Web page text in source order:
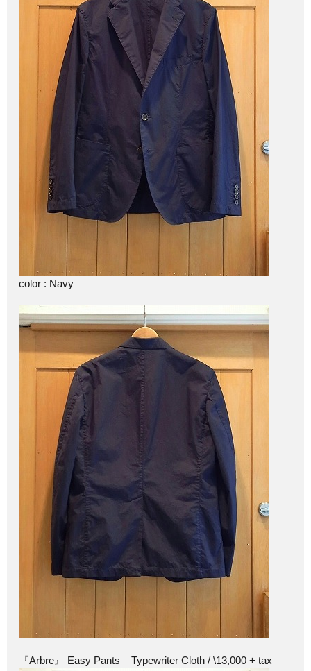
color : Navy
『Arbre』 Easy Pants – Typewriter Cloth / \13,000 + tax